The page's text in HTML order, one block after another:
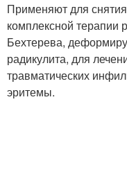
Применяют для
комплексной терапии
Бехтерева,
радикулита, для
травматических
эритемы.